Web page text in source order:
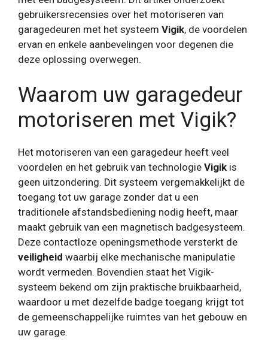
gebruikersrecensies over het motoriseren van
garagedeuren met het systeem Vigik, de voordelen
ervan en enkele aanbevelingen voor degenen die
deze oplossing overwegen.
Waarom uw garagedeur
motoriseren met Vigik?
Het motoriseren van een garagedeur heeft veel
voordelen en het gebruik van technologie Vigik is
geen uitzondering. Dit systeem vergemakkelijkt de
toegang tot uw garage zonder dat u een
traditionele afstandsbediening nodig heeft, maar
maakt gebruik van een magnetisch badgesysteem.
Deze contactloze openingsmethode versterkt de
veiligheid waarbij elke mechanische manipulatie
wordt vermeden. Bovendien staat het Vigik-
systeem bekend om zijn praktische bruikbaarheid,
waardoor u met dezelfde badge toegang krijgt tot
de gemeenschappelijke ruimtes van het gebouw en
uw garage.